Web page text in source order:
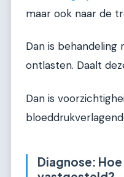
maar ook naar de
Dan is
ontlasten. Daalt
Dan is
Diagnose: